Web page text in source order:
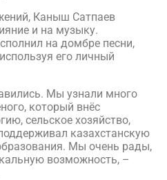
Каныш Сатпаев
и на музыку.
на домбре песни,
его личный
Мы узнали много
который внёс
сельское хозяйство,
казахстанскую
Мы очень рады,
возможность, –